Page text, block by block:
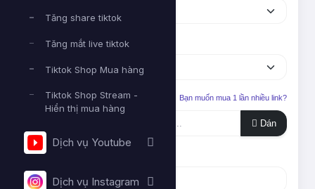
Tăng share tiktok
Tăng mắt live tiktok
Tiktok Shop Mua hàng
Tiktok Shop Stream -
Hiển thị mua hàng
Dịch vụ Youtube
Dịch vụ Instagram
Dịch vụ
Liên kết cần tăng Bạn muốn mua 1 lần nhiều link?
Dán
Số lượng